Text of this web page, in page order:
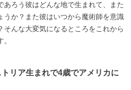
あろう彼はどんな地で生まれて、また
うか？また彼はいつから魔術師を意識
そんな大変気になるところをこれから
リア生まれで4歳でアメリカに